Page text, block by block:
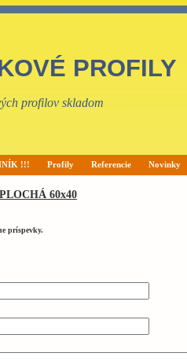
PROFILY
profilov skladom
!!! Profily Referencie Novinky
60x40
príspevky.